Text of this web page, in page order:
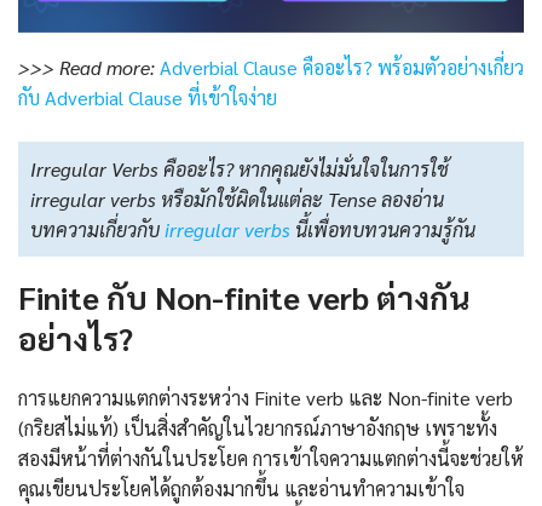
>>> Read more:Adverbial Clause คืออะไร? พร้อมตัวอย่างเกี่ยว
กับ Adverbial Clause ที่เข้าใจง่าย
Irregular Verbs คืออะไร? หากคุณยังไม่มั่นใจในการใช้
irregular verbs หรือมักใช้ผิดในแต่ละ Tense ลองอ่าน
บทความเกี่ยวกับirregular verbs นี้เพื่อทบทวนความรู้กัน
Finite กับ Non-finite verb ต่างกัน
อย่างไร?
การแยกความแตกต่างระหว่าง Finite verb และ Non-finite verb
(กริยสไม่แท้) เป็นสิ่งสำคัญในไวยากรณ์ภาษาอังกฤษ เพราะทั้ง
สองมีหน้าที่ต่างกันในประโยค การเข้าใจความแตกต่างนี้จะช่วยให้
คุณเขียนประโยคได้ถูกต้องมากขึ้น และอ่านทำความเข้าใจ